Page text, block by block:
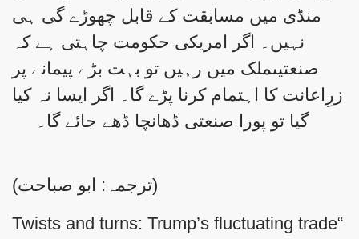
منڈی میں مسابقت کے قابل چھوڑے گی ہی
نہیں۔ اگر امریکی حکومت چاہتی ہے کہ
صنعتیںملک میں رہیں تو بہت بڑے پیمانے پر
زرِاعانت کا اہتمام کرنا پڑے گا۔ اگر ایسا نہ کیا
گیا تو پورا صنعتی ڈھانچا ڈھے جائے گا۔
(ترجمہ: ابو صباحت)
“Twists and turns: Trump’s fluctuating trade